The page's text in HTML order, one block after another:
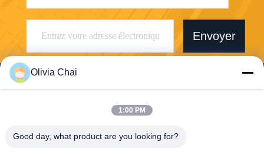
Envoyer
Technology Co. Ltd
Olivia Chai
1:00 PM
Good day, what product are you looking for?